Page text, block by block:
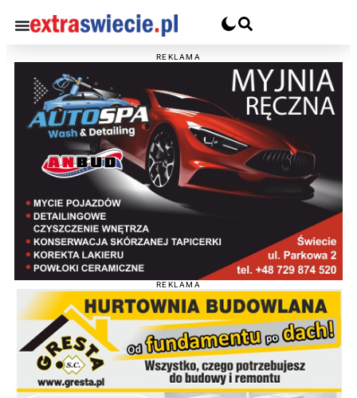
REKLAMA
REKLAMA